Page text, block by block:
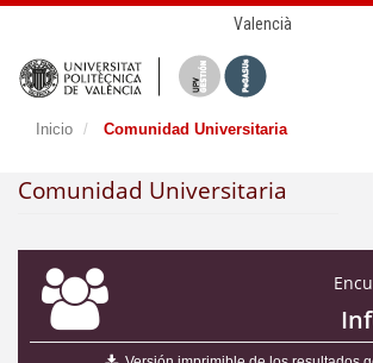
Valencià
Inicio Comunidad Universitaria
Comunidad Universitaria